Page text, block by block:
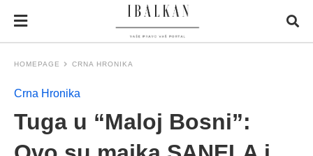
HOMEPAGE CRNA HRONIKA
Crna Hronika
Tuga u “Maloj Bosni”: